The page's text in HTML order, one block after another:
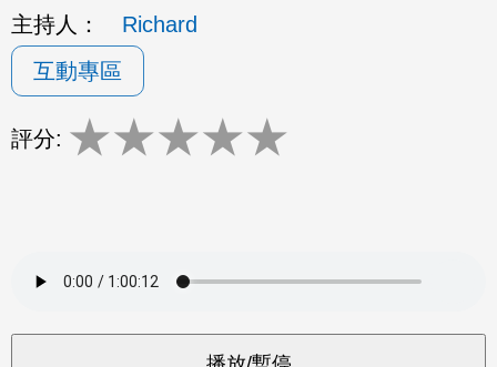
主持人：
Richard
互動專區
評分: ★★★★★